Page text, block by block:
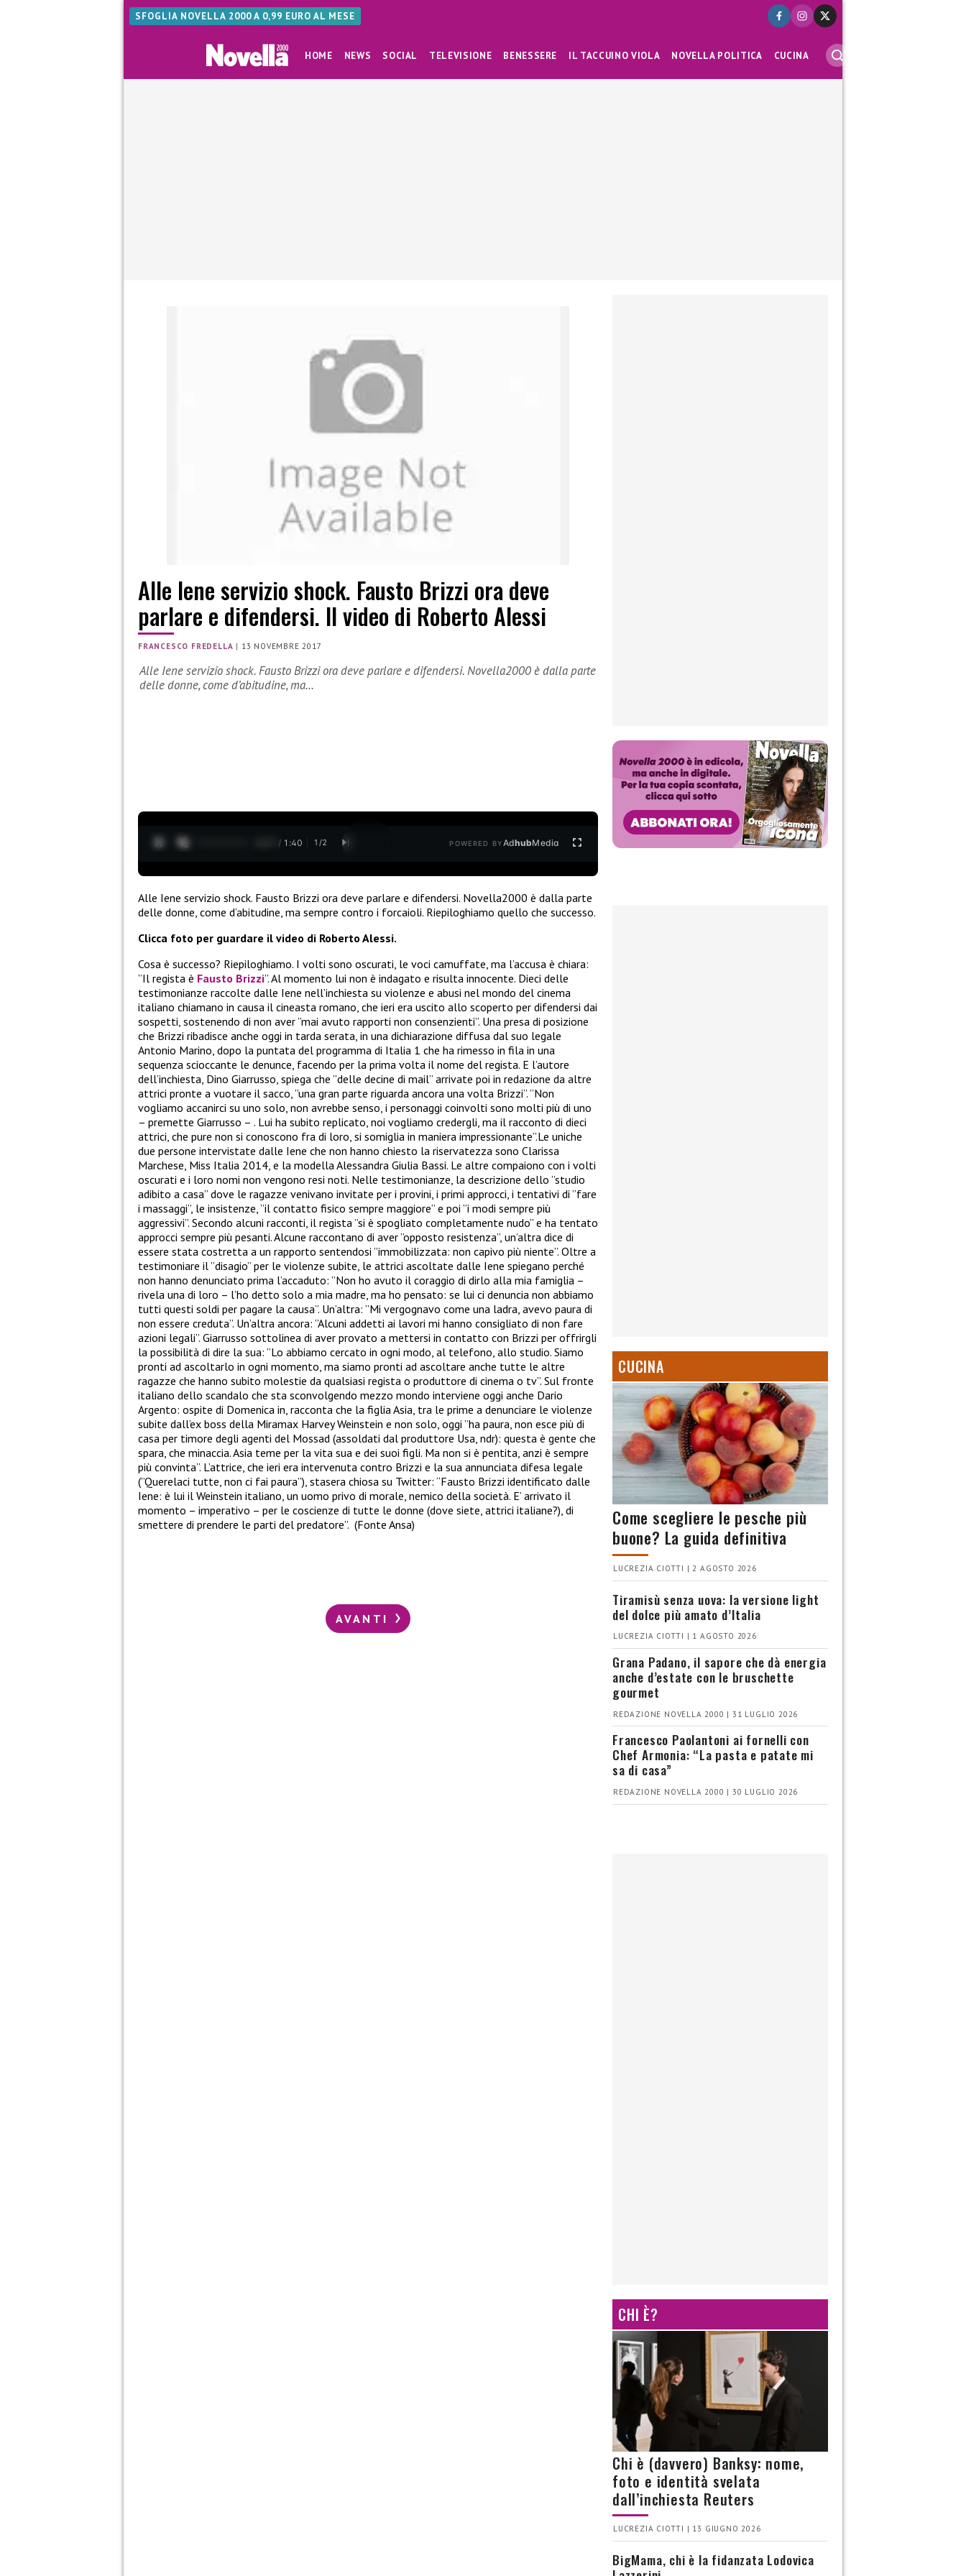
SFOGLIA NOVELLA 2000 A 0,99 EURO AL MESE
HOME NEWS SOCIAL TELEVISIONE BENESSERE IL TACCUINO VIOLA NOVELLA POLITICA CUCINA
Alle Iene servizio shock. Fausto Brizzi ora deve
parlare e difendersi. Il video di Roberto Alessi
FRANCESCO FREDELLA | 13 NOVEMBRE 2017
Alle Iene servizio shock. Fausto Brizzi ora deve parlare e difendersi. Novella2000 è dalla parte
delle donne, come d’abitudine, ma…
0:28 / 1:40 1 /2 POWERED BYAdhubMedia
Alle Iene servizio shock. Fausto Brizzi ora deve parlare e difendersi. Novella2000 è dalla parte
delle donne, come d’abitudine, ma sempre contro i forcaioli. Riepiloghiamo quello che successo.
Clicca foto per guardare il video di Roberto Alessi.
Cosa è successo? Riepiloghiamo. I volti sono oscurati, le voci camuffate, ma l’accusa è chiara:
”Il regista è Fausto Brizzi”. Al momento lui non è indagato e risulta innocente. Dieci delle
testimonianze raccolte dalle Iene nell’inchiesta su violenze e abusi nel mondo del cinema
italiano chiamano in causa il cineasta romano, che ieri era uscito allo scoperto per difendersi dai
sospetti, sostenendo di non aver ”mai avuto rapporti non consenzienti”. Una presa di posizione
che Brizzi ribadisce anche oggi in tarda serata, in una dichiarazione diffusa dal suo legale
Antonio Marino, dopo la puntata del programma di Italia 1 che ha rimesso in fila in una
sequenza scioccante le denunce, facendo per la prima volta il nome del regista. E l’autore
dell’inchiesta, Dino Giarrusso, spiega che ”delle decine di mail” arrivate poi in redazione da altre
attrici pronte a vuotare il sacco, ”una gran parte riguarda ancora una volta Brizzi”. ”Non
vogliamo accanirci su uno solo, non avrebbe senso, i personaggi coinvolti sono molti più di uno
– premette Giarrusso – . Lui ha subito replicato, noi vogliamo credergli, ma il racconto di dieci
attrici, che pure non si conoscono fra di loro, si somiglia in maniera impressionante”.Le uniche
due persone intervistate dalle Iene che non hanno chiesto la riservatezza sono Clarissa
Marchese, Miss Italia 2014, e la modella Alessandra Giulia Bassi. Le altre compaiono con i volti
oscurati e i loro nomi non vengono resi noti. Nelle testimonianze, la descrizione dello ”studio
adibito a casa” dove le ragazze venivano invitate per i provini, i primi approcci, i tentativi di ”fare
i massaggi”, le insistenze, ”il contatto fisico sempre maggiore” e poi ”i modi sempre più
aggressivi”. Secondo alcuni racconti, il regista ”si è spogliato completamente nudo” e ha tentato
approcci sempre più pesanti. Alcune raccontano di aver ”opposto resistenza”, un’altra dice di
essere stata costretta a un rapporto sentendosi ”immobilizzata: non capivo più niente”. Oltre a
testimoniare il ”disagio” per le violenze subite, le attrici ascoltate dalle Iene spiegano perché
non hanno denunciato prima l’accaduto: ”Non ho avuto il coraggio di dirlo alla mia famiglia –
rivela una di loro – l’ho detto solo a mia madre, ma ho pensato: se lui ci denuncia non abbiamo
tutti questi soldi per pagare la causa”. Un’altra: ”Mi vergognavo come una ladra, avevo paura di
non essere creduta”. Un’altra ancora: ”Alcuni addetti ai lavori mi hanno consigliato di non fare
azioni legali”. Giarrusso sottolinea di aver provato a mettersi in contatto con Brizzi per offrirgli
la possibilità di dire la sua: ”Lo abbiamo cercato in ogni modo, al telefono, allo studio. Siamo
pronti ad ascoltarlo in ogni momento, ma siamo pronti ad ascoltare anche tutte le altre
ragazze che hanno subito molestie da qualsiasi regista o produttore di cinema o tv”. Sul fronte
italiano dello scandalo che sta sconvolgendo mezzo mondo interviene oggi anche Dario
Argento: ospite di Domenica in, racconta che la figlia Asia, tra le prime a denunciare le violenze
subite dall’ex boss della Miramax Harvey Weinstein e non solo, oggi ”ha paura, non esce più di
casa per timore degli agenti del Mossad (assoldati dal produttore Usa, ndr): questa è gente che
spara, che minaccia. Asia teme per la vita sua e dei suoi figli. Ma non si è pentita, anzi è sempre
più convinta”. L’attrice, che ieri era intervenuta contro Brizzi e la sua annunciata difesa legale
(”Querelaci tutte, non ci fai paura”), stasera chiosa su Twitter: “Fausto Brizzi identificato dalle
Iene: è lui il Weinstein italiano, un uomo privo di morale, nemico della società. E’ arrivato il
momento – imperativo – per le coscienze di tutte le donne (dove siete, attrici italiane?), di
smettere di prendere le parti del predatore”. (Fonte Ansa)
AVANTI
CUCINA
Come scegliere le pesche più
buone? La guida definitiva
LUCREZIA CIOTTI | 2 AGOSTO 2026
Tiramisù senza uova: la versione light
del dolce più amato d’Italia
LUCREZIA CIOTTI | 1 AGOSTO 2026
Grana Padano, il sapore che dà energia
anche d’estate con le bruschette
gourmet
REDAZIONE NOVELLA 2000 | 31 LUGLIO 2026
Francesco Paolantoni ai fornelli con
Chef Armonia: “La pasta e patate mi
sa di casa”
REDAZIONE NOVELLA 2000 | 30 LUGLIO 2026
CHI È?
Chi è (davvero) Banksy: nome,
foto e identità svelata
dall’inchiesta Reuters
LUCREZIA CIOTTI | 13 GIUGNO 2026
BigMama, chi è la fidanzata Lodovica